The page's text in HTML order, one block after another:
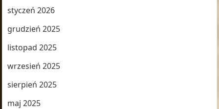
styczeń 2026
grudzień 2025
listopad 2025
wrzesień 2025
sierpień 2025
maj 2025